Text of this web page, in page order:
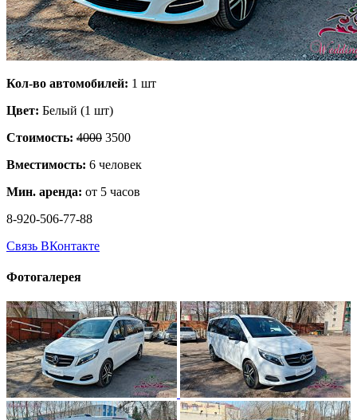
Кол-во автомобилей: 1 шт
Цвет: Белый (1 шт)
Стоимость: 4000 3500
Вместимость: 6 человек
Мин. аренда: от 5 часов
8-920-506-77-88
Связь ВКонтакте
Фотогалерея